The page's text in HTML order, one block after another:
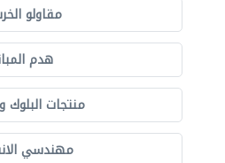
مقاولو
هدم
منتجات البلوك
مهندسي